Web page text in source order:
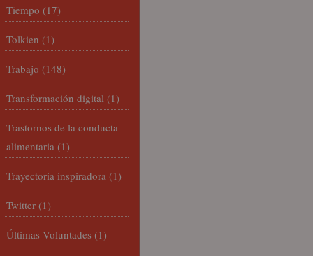
Tiempo (17)
Tolkien (1)
Trabajo (148)
Transformación digital (1)
Trastornos de la conducta
alimentaria (1)
Trayectoria inspiradora (1)
Twitter (1)
Últimas Voluntades (1)